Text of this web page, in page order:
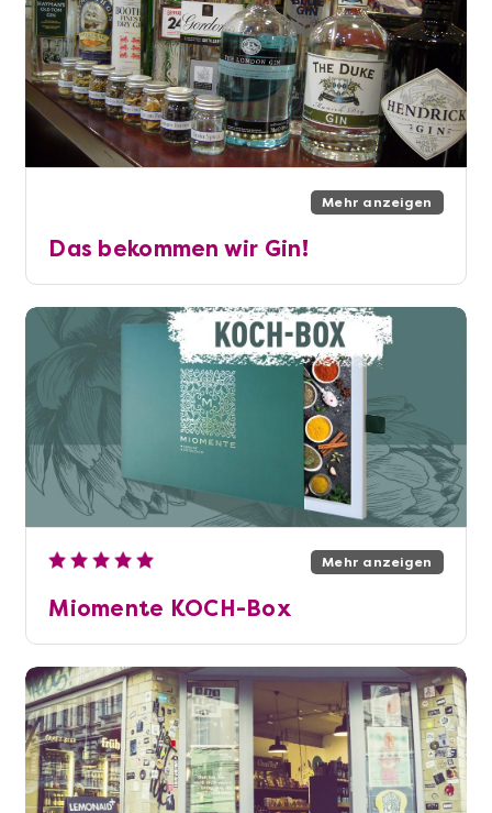
Mehr anzeigen
Das bekommen wir Gin!
Mehr anzeigen
Miomente KOCH-Box